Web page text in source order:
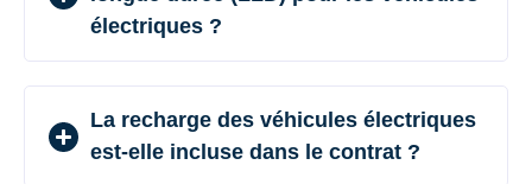
électriques ?
La recharge des véhicules électriques
est-elle incluse dans le contrat ?